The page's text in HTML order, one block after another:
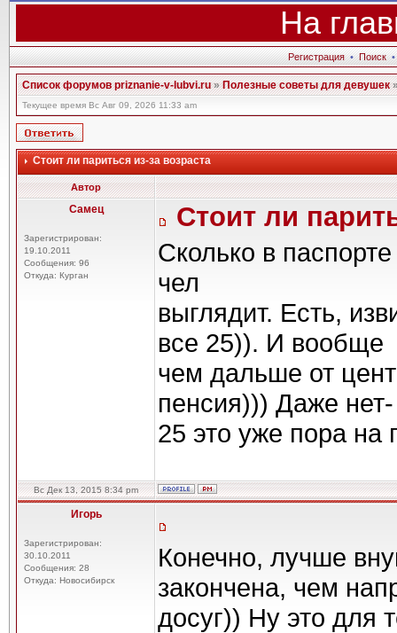
На
Регистрация • Поиск •
Список форумов priznanie-v-lubvi.ru»Полезные советы для девушек
Текущее время Вс Авг 09, 2026 11:33 am
Стоит ли париться из-за возраста
Автор
Самец
Зарегистрирован:
19.10.2011
Сообщения: 96
Откуда: Курган
Стоит ли
Сколько в
чел
выглядит. Есть,
все 25)). И вообще
чем дальше от
пенсия))) Даже нет-
25 это уже пора на
Вс Дек 13, 2015 8:34 pm
Игорь
Зарегистрирован:
30.10.2011
Сообщения: 28
Откуда: Новосибирск
Конечно, лучше
закончена, чем
досуг)) Ну это для